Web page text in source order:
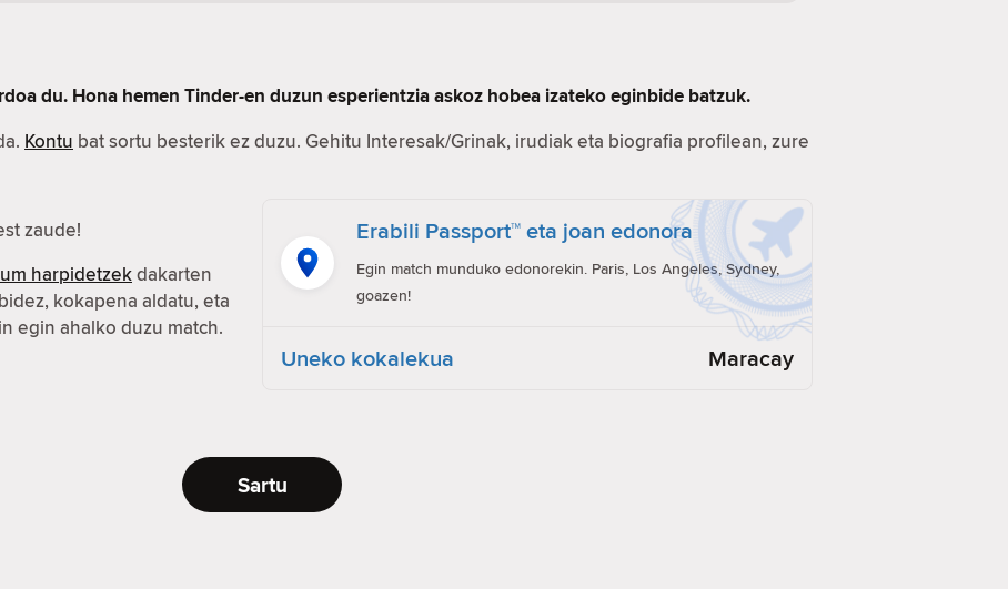
du. Hona hemen Tinder-en duzun esperientzia askoz hobea izateko eginbide batzuk.
Kontu bat sortu besterik ez duzu. Gehitu Interesak/Grinak, irudiak eta biografia profilean, zure
zaude!
harpidetzekdakarten
kokapena aldatu, eta
egin ahalko duzu match.
Erabili Passport™ eta joan edonora
Egin match munduko edonorekin. Paris, Los Angeles, Sydney,
goazen!
Uneko kokalekua Maracay
Sartu